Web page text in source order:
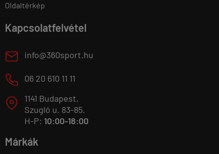
Oldaltérkép
Kapcsolatfelvétel
E info@360sport.hu
M 06 20 610 11 11
T
1141 Budapest,
Szugló u. 83-85.
H-P: 10:00-18:00
Márkák